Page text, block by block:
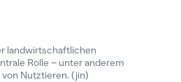
landwirtschaftlichen
Rolle – unter anderem
Nutztieren. (jin)